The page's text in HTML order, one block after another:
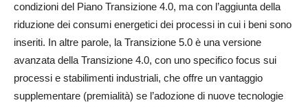
condizioni del Piano Transizione 4.0, ma con l’aggiunta della
riduzione dei consumi energetici dei processi in cui i beni sono
inseriti. In altre parole, la Transizione 5.0 è una versione
avanzata della Transizione 4.0, con uno specifico focus sui
processi e stabilimenti industriali, che offre un vantaggio
supplementare (premialità) se l’adozione di nuove tecnologie